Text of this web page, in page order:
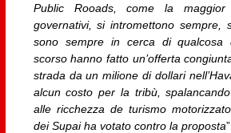
Public Rooads, come la
governativi, si intromettono sempre,
sono sempre in cerca di qualcosa
scorso hanno fatto un’offerta
strada da un milione di dollari
alcun costo per la tribù,
alle ricchezza de turismo
dei Supai ha votato contro la proposta